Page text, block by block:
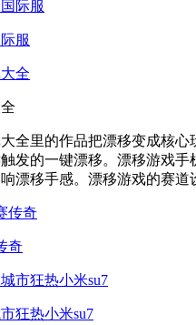
服
全里的作品把漂移变成核
发的一键漂移。漂移游戏
漂移手感。漂移游戏的赛
奇
狂热小米su7